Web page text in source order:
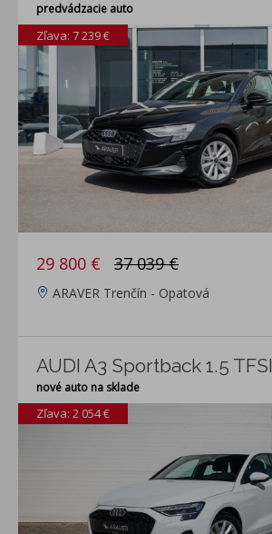
predvádzacie auto
Zľava: 7 239 €
29 800 € 37 039 €
ARAVER Trenčín - Opatová
AUDI A3 Sportback 1.5 TFSI
nové auto na sklade
Zľava: 2 054 €